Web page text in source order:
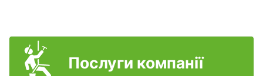
Послуги компанії